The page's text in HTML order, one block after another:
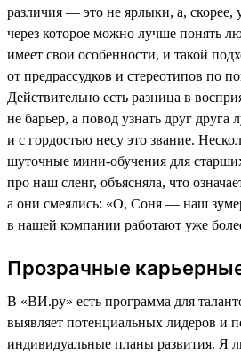
различия — это не ярлыки, а, скорее,
через которое можно лучше понять
имеет свои особенности, и такой
от предрассудков и стереотипов по
Действительно есть разница в
не барьер, а повод узнать друг друга
и с гордостью несу это звание.
шуточные мини-обучения для
про наш сленг, объясняла, что
а они смеялись: «О, Соня — наш
в нашей компании работают уже
Прозрачные
В «ВИ.ру» есть программа для
выявляет потенциальных лидеров и
индивидуальные планы развития. Я